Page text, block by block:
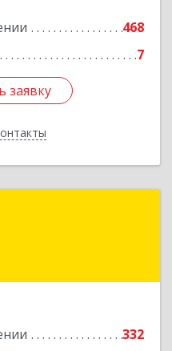
468
7
заявку
заявку
332
край, Анапский р-н,
Подробнее